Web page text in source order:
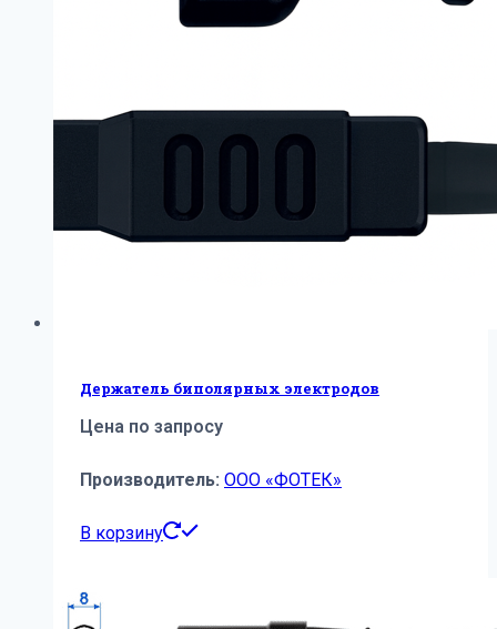
Держатель биполярных электродов
Цена по запросу
Производитель: ООО «ФОТЕК»
В корзину